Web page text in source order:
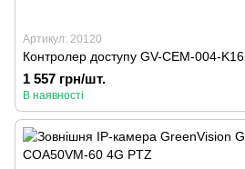
Артикул: 20120
Контролер доступу GV-CEM-004-K16
1 557 грн/шт.
В наявності